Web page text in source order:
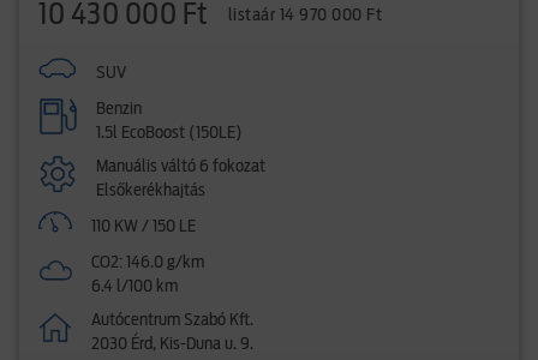
10 430 000 Ft listaár 14 970 000 Ft
SUV
Benzin
1.5l EcoBoost (150LE)
Manuális váltó 6 fokozat
Elsőkerékhajtás
110 KW / 150 LE
CO2: 146.0 g/km
6.4 l/100 km
Autócentrum Szabó Kft.
2030 Érd, Kis-Duna u. 9.